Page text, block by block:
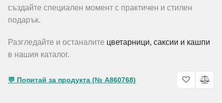
създайте специален момент с практичен и стилен
подарък.
Разгледайте и останалите цветарници, саксии и кашпи
в нашия каталог.
💬 Попитай за продукта (№ A860768)